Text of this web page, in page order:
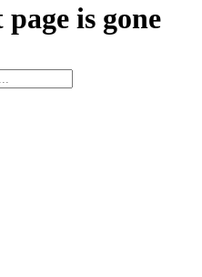
is gone